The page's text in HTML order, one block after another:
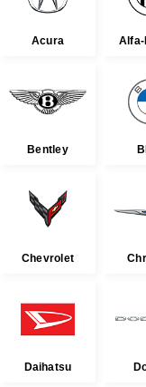
Acura Alfa-
Bentley
Chevrolet
Daihatsu